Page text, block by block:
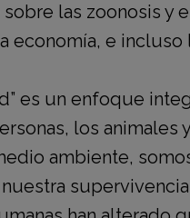
las zoonosis y
economía, e
es un enfoque
los animales
ambiente,